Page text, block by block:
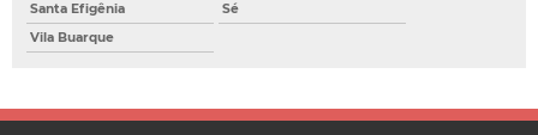
Santa Efigênia
Sé
Vila Buarque